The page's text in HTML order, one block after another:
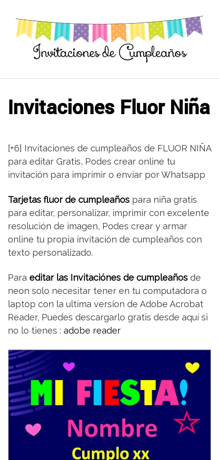
contenido
Invitaciones Fluor Niña
[+6] Invitaciones de cumpleaños de FLUOR NIÑA
para editar Gratis, Podes crear online tu
invitación para imprimir o enviar por Whatsapp
Tarjetas fluor de cumpleaños para niña gratis
para editar, personalizar, imprimir con excelente
resolución de imagen, Podes crear y armar
online tu propia invitación de cumpleaños con
texto personalizado.
Para editar las Invitaciónes de cumpleaños de
neon solo necesitar tener en tu computadora o
laptop con la ultima version de Adobe Acrobat
Reader, Puedes descargarlo gratis desde aquí si
no lo tienes : adobe reader